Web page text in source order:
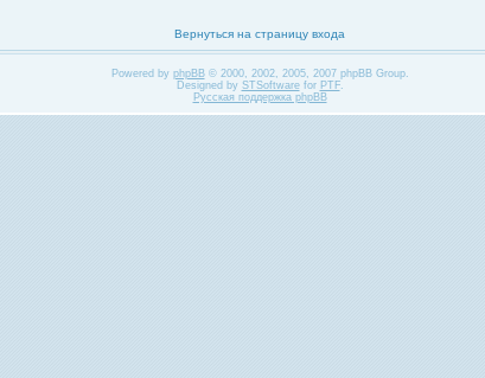
Вернуться на страницу входа
Powered by phpBB© 2000, 2002, 2005, 2007 phpBB Group.
Designed by STSoftwarefor PTF.
Русская поддержка phpBB